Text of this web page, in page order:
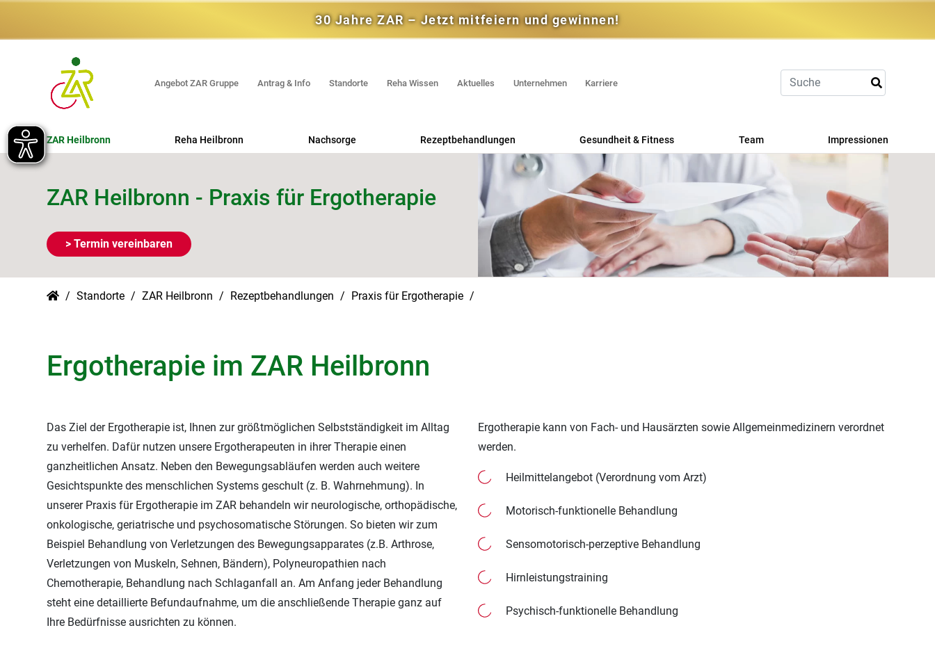
30 Jahre ZAR – Jetzt mitfeiern und gewinnen!
Angebot ZAR Gruppe Antrag & Info Standorte Reha Wissen Aktuelles Unternehmen Karriere
ZAR Heilbronn Reha Heilbronn
Neurologische REHA
Beruflich orientierte REHA
Nachsorge Rezeptbehandlungen
Praxis für Physiotherapie
Praxis für Ergotherapie
Praxis für Logopädie
Gesundheit & Fitness
Rehasport
RV Fit
Selbstzahlerleistungen
Team Impressionen
ZAR Heilbronn - Praxis für Ergotherapie
> Termin vereinbaren
Standorte ZAR Heilbronn Rezeptbehandlungen Praxis für Ergotherapie
Ergotherapie im ZAR Heilbronn
Das Ziel der Ergotherapie ist, Ihnen zur größtmöglichen Selbstständigkeit im Alltag
zu verhelfen. Dafür nutzen unsere Ergotherapeuten in ihrer Therapie einen
ganzheitlichen Ansatz. Neben den Bewegungsabläufen werden auch weitere
Gesichtspunkte des menschlichen Systems geschult (z. B. Wahrnehmung). In
unserer Praxis für Ergotherapie im ZAR behandeln wir neurologische, orthopädische,
onkologische, geriatrische und psychosomatische Störungen. So bieten wir zum
Beispiel Behandlung von Verletzungen des Bewegungsapparates (z.B. Arthrose,
Verletzungen von Muskeln, Sehnen, Bändern), Polyneuropathien nach
Chemotherapie, Behandlung nach Schlaganfall an. Am Anfang jeder Behandlung
steht eine detaillierte Befundaufnahme, um die anschließende Therapie ganz auf
Ihre Bedürfnisse ausrichten zu können.
Ergotherapie kann von Fach- und Hausärzten sowie Allgemeinmedizinern verordnet
werden.
Heilmittelangebot (Verordnung vom Arzt)
Motorisch-funktionelle Behandlung
Sensomotorisch-perzeptive Behandlung
Hirnleistungstraining
Psychisch-funktionelle Behandlung